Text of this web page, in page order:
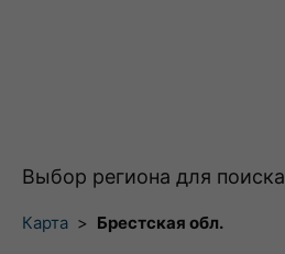
Выбор региона для поиска
Карта > Брестская обл.